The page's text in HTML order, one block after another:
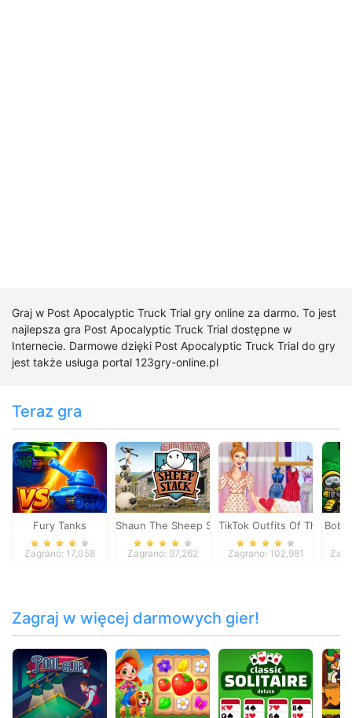
Graj w Post Apocalyptic Truck Trial gry online za darmo. To jest
najlepsza gra Post Apocalyptic Truck Trial dostępne w
Internecie. Darmowe dzięki Post Apocalyptic Truck Trial do gry
jest także usługa portal 123gry-online.pl
Teraz gra
Fury Tanks
Zagrano: 17,058
Shaun The Sheep Sheep Stack
Zagrano: 97,262
TikTok Outfits Of The
Zagrano: 102,981
Bob
Zagraj w więcej darmowych gier!